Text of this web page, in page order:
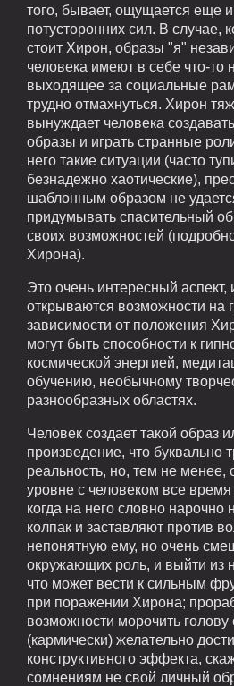
того, бывает, ощущается еще
потусторонних сил. В случае,
стоит Хирон, образы "я"
человека имеют в себе что-то
выходящее за социальные
трудно отмахнуться. Хирон
вынуждает человека
образы и играть странные
него такие ситуации (часто
безнадежно хаотические),
шаблонным образом не
придумывать спасительный
своих возможностей
Хирона).
Это очень интересный аспект,
открываются возможности на
зависимости от положения
могут быть способности к
космической энергией,
обучению, необычному
разнообразных областях.
Человек создает такой образ
произведение, что буквально
реальность, но, тем не менее,
уровне с человеком все время
когда на него словно нарочно
колпак и заставляют против
непонятную ему, но очень
окружающих роль, и выйти из
что может вести к сильным
при поражении Хирона;
возможности морочить
(кармически) желательно
конструктивного эффекта,
сомнениям не свой личный